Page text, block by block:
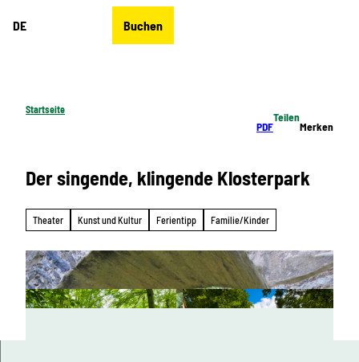
DE Buchen
Startseite
PDF
Teilen
Merken
Der singende, klingende Klosterpark
Theater Kunst und Kultur Ferientipp Familie/Kinder